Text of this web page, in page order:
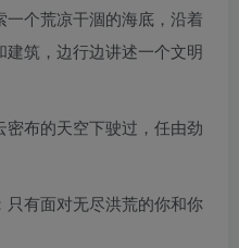
个荒凉干涸的海底，沿着
筑，边行边讲述一个文明
布的天空下驶过，任由劲
有面对无尽洪荒的你和你